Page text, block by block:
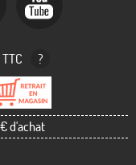
?
d'achat